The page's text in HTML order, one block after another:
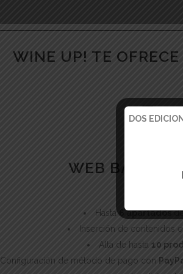
WINE UP! TE
WEB BÁSICA
Hasta 6 apartados
Inserción de contenidos
Alta de hasta 10
Configuración de método de pago con
DOS